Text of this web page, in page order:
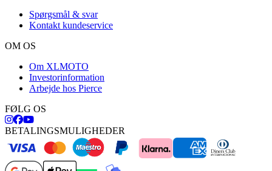
Spørgsmål & svar
Kontakt kundeservice
OM OS
Om XLMOTO
Investorinformation
Arbejde hos Pierce
FØLG OS
BETALINGSMULIGHEDER